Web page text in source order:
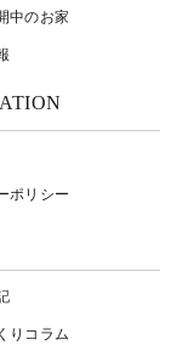
中のお家
ポリシー
りコラム